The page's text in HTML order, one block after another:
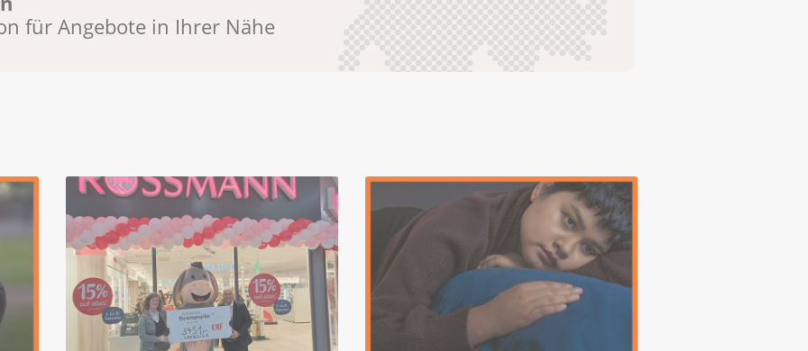
für Angebote in Ihrer Nähe
Ligue vaudoise contre le
Krebsliga Wallis
Krebsliga Zentralschweiz
Krebsliga Zürich
Krebshilfe Liechtenstein